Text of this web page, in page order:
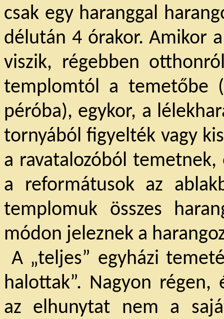
csak egy haranggal
délután 4 órakor. Amikor
viszik, régebben
templomtól a temetőbe
péróba), egykor, a
tornyából figyelték vagy
a ravatalozóból temetnek,
a reformátusok az
templomuk összes
módon jeleznek a
A „teljes” egyházi
halottak”. Nagyon régen,
az elhunytat nem a